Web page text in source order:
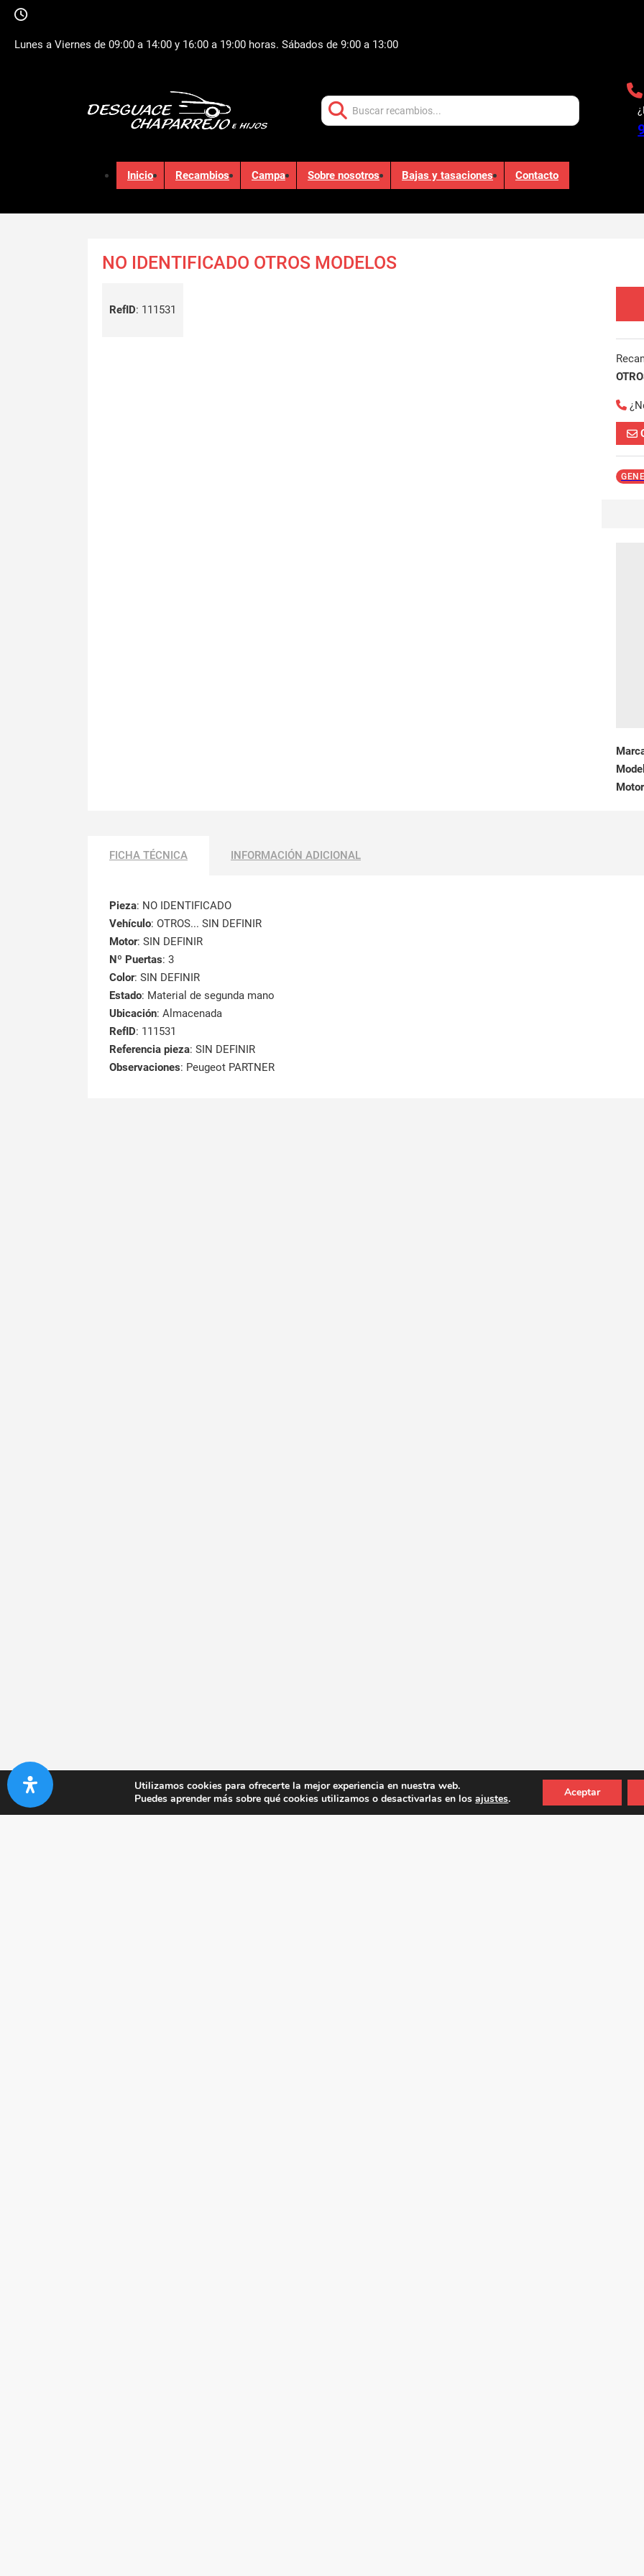
Lunes a Viernes de 09:00 a 14:00 y 16:00 a 19:00 horas. Sábados de 9:00 a 13:00
Inicio Recambios Campa Sobre nosotros Bajas y tasaciones Contacto
NO IDENTIFICADO OTROS MODELOS
RefID: 111531
Motor
FICHA TÉCNICA INFORMACIÓN ADICIONAL
Pieza: NO IDENTIFICADO
Vehículo: OTROS... SIN DEFINIR
Motor: SIN DEFINIR
Nº Puertas: 3
Color: SIN DEFINIR
Estado: Material de segunda mano
Ubicación: Almacenada
RefID: 111531
Referencia pieza: SIN DEFINIR
Observaciones: Peugeot PARTNER
Utilizamos cookies para ofrecerte la mejor experiencia en nuestra web.
Puedes aprender más sobre qué cookies utilizamos o desactivarlas en losajustes. Aceptar